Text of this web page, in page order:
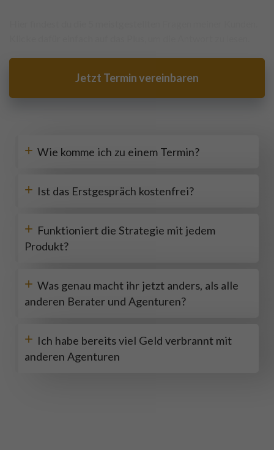
Jetzt Termin vereinbaren
+ Wie komme ich zu einem Termin?
+ Ist das Erstgespräch kostenfrei?
+ Funktioniert die Strategie mit jedem
Produkt?
+ Was genau macht ihr jetzt anders, als alle
anderen Berater und Agenturen?
+ Ich habe bereits viel Geld verbrannt mit
anderen Agenturen